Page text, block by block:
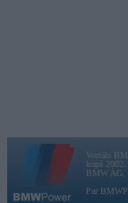
Vortāls
kopš
BMW AG.
Par